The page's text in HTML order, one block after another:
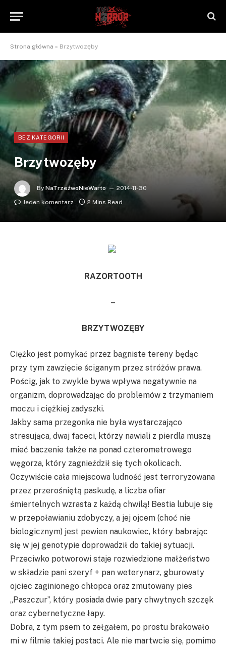
Strona główna » Brzytwozęby
BEZ KATEGORII
Brzytwozęby
By NaTrzeźwoNieWarto
2014-11-30
Jeden komentarz
2 Mins Read
RAZORTOOTH
–
BRZYTWOZĘBY
Ciężko jest pomykać przez bagniste tereny będąc
przy tym zawzięcie ściganym przez stróżów prawa.
Pościg, jak to zwykle bywa wpływa negatywnie na
organizm, doprowadzając do problemów z trzymaniem
moczu i ciężkiej zadyszki.
Jakby sama przegonka nie była wystarczająco
stresująca, dwaj faceci, którzy nawiali z pierdla muszą
mieć baczenie także na ponad czterometrowego
węgorza, który zagnieździł się tych okolicach.
Oczywiście cała miejscowa ludność jest terroryzowana
przez przerośniętą paskudę, a liczba ofiar
śmiertelnych wzrasta z każdą chwilą! Bestia lubuje się
w przepoławianiu zdobyczy, a jej ojcem (choć nie
biologicznym) jest pewien naukowiec, który babrając
się w jej genotypie doprowadził do takiej sytuacji.
Przeciwko potworowi staje rozwiedzione małżeństwo
w składzie pani szeryf + pan weterynarz, gburowaty
ojciec zaginionego chłopca oraz zmutowany pies
„Paszczur”, który posiada dwie pary chwytnych szczęk
oraz cybernetyczne łapy.
Dobra, z tym psem to zełgałem, po prostu brakowało
mi w filmie takiej postaci. Ale nie martwcie się, pomimo